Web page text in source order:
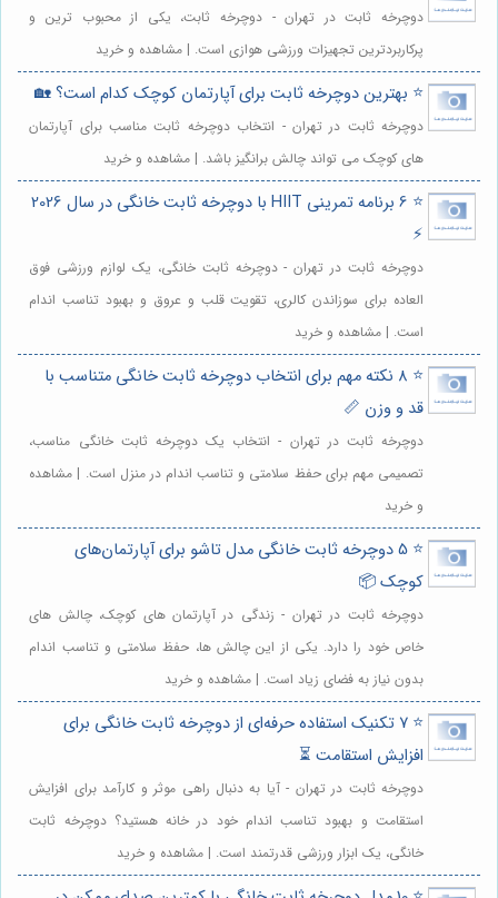
دوچرخه ثابت در تهران - دوچرخه ثابت، یکی از محبوب ترین و
پرکاربردترین تجهیزات ورزشی هوازی است. | مشاهده و خرید
⭐️ بهترین دوچرخه ثابت برای آپارتمان کوچک کدام است؟ 🏡
دوچرخه ثابت در تهران - انتخاب دوچرخه ثابت مناسب برای آپارتمان
های کوچک می تواند چالش برانگیز باشد. | مشاهده و خرید
⭐️ 6 برنامه تمرینی HIIT با دوچرخه ثابت خانگی در سال 2026
⚡️
دوچرخه ثابت در تهران - دوچرخه ثابت خانگی، یک لوازم ورزشی فوق
العاده برای سوزاندن کالری، تقویت قلب و عروق و بهبود تناسب اندام
است. | مشاهده و خرید
⭐️ 8 نکته مهم برای انتخاب دوچرخه ثابت خانگی متناسب با
قد و وزن 📏
دوچرخه ثابت در تهران - انتخاب یک دوچرخه ثابت خانگی مناسب،
تصمیمی مهم برای حفظ سلامتی و تناسب اندام در منزل است. | مشاهده
و خرید
⭐️ 5 دوچرخه ثابت خانگی مدل تاشو برای آپارتمان‌های
کوچک 📦
دوچرخه ثابت در تهران - زندگی در آپارتمان های کوچک، چالش های
خاص خود را دارد. یکی از این چالش ها، حفظ سلامتی و تناسب اندام
بدون نیاز به فضای زیاد است. | مشاهده و خرید
⭐️ 7 تکنیک استفاده حرفه‌ای از دوچرخه ثابت خانگی برای
افزایش استقامت ⏳
دوچرخه ثابت در تهران - آیا به دنبال راهی موثر و کارآمد برای افزایش
استقامت و بهبود تناسب اندام خود در خانه هستید؟ دوچرخه ثابت
خانگی، یک ابزار ورزشی قدرتمند است. | مشاهده و خرید